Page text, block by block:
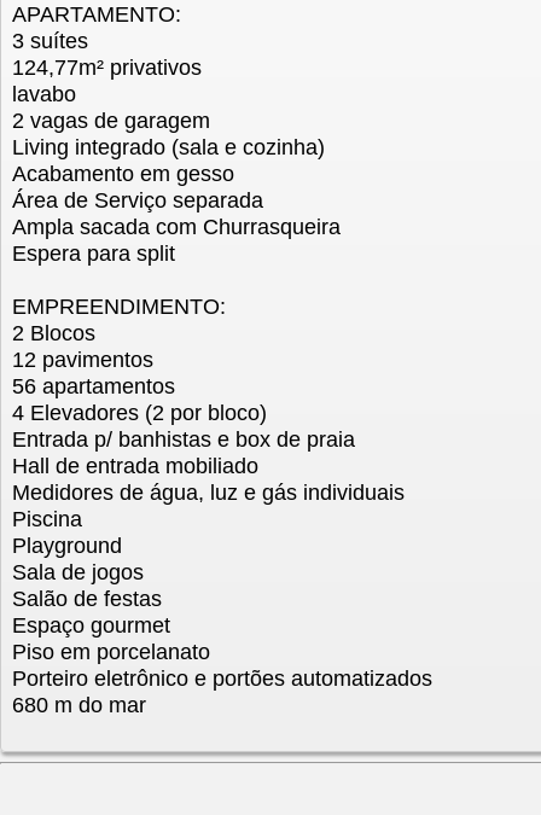
APARTAMENTO:
3 suítes
124,77m² privativos
lavabo
2 vagas de garagem
Living integrado (sala e cozinha)
Acabamento em gesso
Área de Serviço separada
Ampla sacada com Churrasqueira
Espera para split
EMPREENDIMENTO:
2 Blocos
12 pavimentos
56 apartamentos
4 Elevadores (2 por bloco)
Entrada p/ banhistas e box de praia
Hall de entrada mobiliado
Medidores de água, luz e gás individuais
Piscina
Playground
Sala de jogos
Salão de festas
Espaço gourmet
Piso em porcelanato
Porteiro eletrônico e portões automatizados
680 m do mar